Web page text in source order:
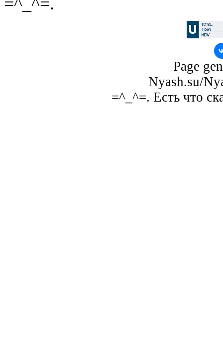
Page
Nyash.su/
=^_^=. Есть что